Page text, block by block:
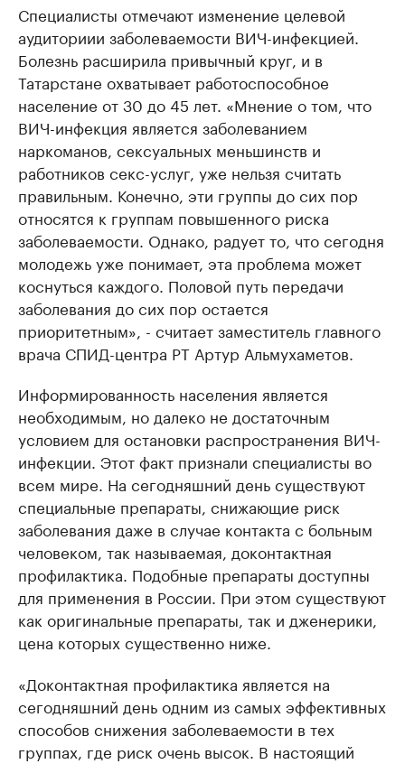
Специалисты отмечают изменение целевой
аудиториии заболеваемости ВИЧ-инфекцией.
Болезнь расширила привычный круг, и в
Татарстане охватывает работоспособное
население от 30 до 45 лет. «Мнение о том, что
ВИЧ-инфекция является заболеванием
наркоманов, сексуальных меньшинств и
работников секс-услуг, уже нельзя считать
правильным. Конечно, эти группы до сих пор
относятся к группам повышенного риска
заболеваемости. Однако, радует то, что сегодня
молодежь уже понимает, эта проблема может
коснуться каждого. Половой путь передачи
заболевания до сих пор остается
приоритетным», - считает заместитель главного
врача СПИД-центра РТ Артур Альмухаметов.
Информированность населения является
необходимым, но далеко не достаточным
условием для остановки распространения ВИЧ-
инфекции. Этот факт признали специалисты во
всем мире. На сегодняшний день существуют
специальные препараты, снижающие риск
заболевания даже в случае контакта с больным
человеком, так называемая, доконтактная
профилактика. Подобные препараты доступны
для применения в России. При этом существуют
как оригинальные препараты, так и дженерики,
цена которых существенно ниже.
«Доконтактная профилактика является на
сегодняшний день одним из самых эффективных
способов снижения заболеваемости в тех
группах, где риск очень высок. В настоящий